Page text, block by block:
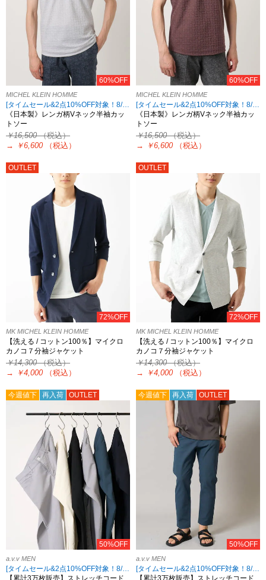
60%OFF
MICHEL KLEIN HOMME
[タイムセール&2点10%OFF対象！8/17 8:59まで アウトレット限定]
《日本製》レンガ柄Vネック半袖カッ
トソー
￥16,500（税込）
→
￥6,600 （税込）
60%OFF
MICHEL KLEIN HOMME
[タイムセール&2点10%OFF対象！8/17 8:59まで アウトレット限定]
《日本製》レンガ柄Vネック半袖カッ
トソー
￥16,500（税込）
→
￥6,600 （税込）
OUTLET
72%OFF
MK MICHEL KLEIN HOMME
【洗える / コットン100％】マイクロ
カノコ７分袖ジャケット
￥14,300（税込）
→
￥4,000 （税込）
OUTLET
72%OFF
MK MICHEL KLEIN HOMME
【洗える / コットン100％】マイクロ
カノコ７分袖ジャケット
￥14,300（税込）
→
￥4,000 （税込）
今週値下 再入荷 OUTLET
50%OFF
a.v.v MEN
[タイムセール&2点10%OFF対象！8/17 8:59まで]
【累計3万枚販売】ストレッチコード
今週値下 再入荷 OUTLET
50%OFF
a.v.v MEN
[タイムセール&2点10%OFF対象！8/17 8:59まで]
【累計3万枚販売】ストレッチコード